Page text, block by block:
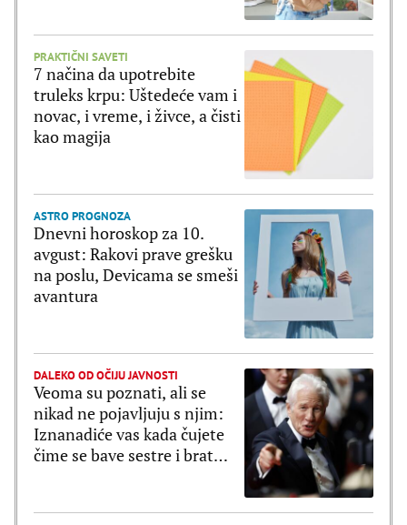
PRAKTIČNI SAVETI
7 načina da upotrebite
truleks krpu: Uštedeće vam i
novac, i vreme, i živce, a čisti
kao magija
ASTRO PROGNOZA
Dnevni horoskop za 10.
avgust: Rakovi prave grešku
na poslu, Devicama se smeši
avantura
DALEKO OD OČIJU JAVNOSTI
Veoma su poznati, ali se
nikad ne pojavljuju s njim:
Iznanadiće vas kada čujete
čime se bave sestre i brat